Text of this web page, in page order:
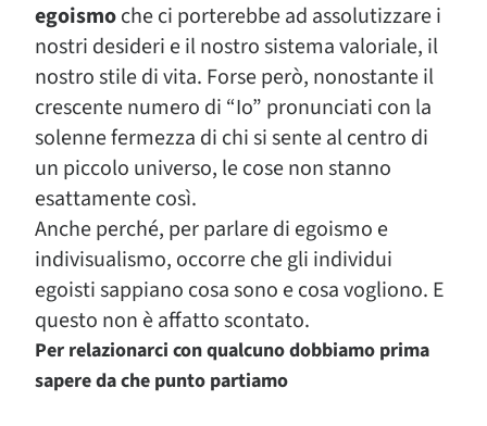
egoismoche ci porterebbe ad assolutizzare i
nostri desideri e il nostro sistema valoriale, il
nostro stile di vita. Forse però, nonostante il
crescente numero di “Io” pronunciati con la
solenne fermezza di chi si sente al centro di
un piccolo universo, le cose non stanno
esattamente così.
Anche perché, per parlare di egoismo e
indivisualismo, occorre che gli individui
egoisti sappiano cosa sono e cosa vogliono. E
questo non è affatto scontato.
Per relazionarci con qualcuno dobbiamo prima
sapere da che punto partiamo